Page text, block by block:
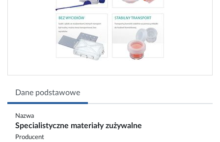
Dane podstawowe
Nazwa
Specialistyczne materiały zużywalne
Producent